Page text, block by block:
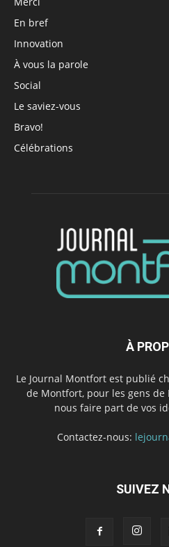
En bref
Innovation
À vous la parole
Social
Le saviez-vous
Bravo!
Célébrations
À
Le Journal Montfort est publié
de Montfort, pour les gens
nous faire part de vos
Contactez-nous:
SUIVEZ